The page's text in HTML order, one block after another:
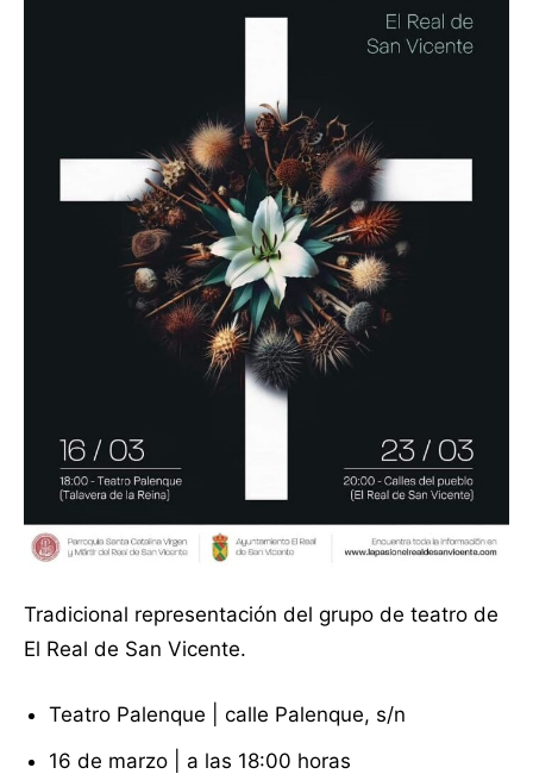
Tradicional representación del grupo de teatro de
El Real de San Vicente.
Teatro Palenque | calle Palenque, s/n
16 de marzo | a las 18:00 horas